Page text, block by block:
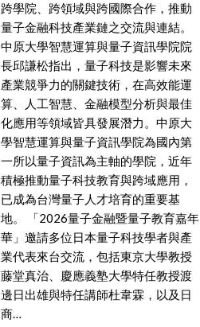
跨學院、跨領域與跨國際合作，推動
量子金融科技產業鏈之交流與連結。
中原大學智慧運算與量子資訊學院院
長邱謙松指出，量子科技是影響未來
產業競爭力的關鍵技術，在高效能運
算、人工智慧、金融模型分析與最佳
化應用等領域皆具發展潛力。中原大
學智慧運算與量子資訊學院為國內第
一所以量子資訊為主軸的學院，近年
積極推動量子科技教育與跨域應用，
已成為台灣量子人才培育的重要基
地。 「2026量子金融暨量子教育嘉年
華」邀請多位日本量子科技學者與產
業代表來台交流，包括東京大學教授
藤堂真治、慶應義塾大學特任教授渡
邊日出雄與特任講師杜韋霖，以及日
商…